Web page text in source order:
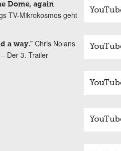
Dome, again
TV-Mikrokosmos geht
a way.“ Chris Nolans
Der 3. Trailer